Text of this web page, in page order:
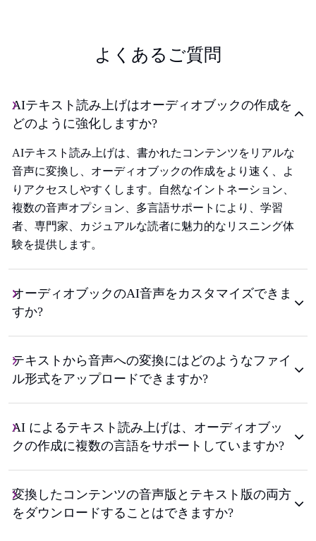
よくあるご質問
AIテキスト読み上げはオーディオブックの作成を
どのように強化しますか?
AIテキスト読み上げは、書かれたコンテンツをリアルな
音声に変換し、オーディオブックの作成をより速く、よ
りアクセスしやすくします。自然なイントネーション、
複数の音声オプション、多言語サポートにより、学習
者、専門家、カジュアルな読者に魅力的なリスニング体
験を提供します。
オーディオブックのAI音声をカスタマイズできま
すか?
テキストから音声への変換にはどのようなファイ
ル形式をアップロードできますか?
AI によるテキスト読み上げは、オーディオブッ
クの作成に複数の言語をサポートしていますか?
変換したコンテンツの音声版とテキスト版の両方
をダウンロードすることはできますか?